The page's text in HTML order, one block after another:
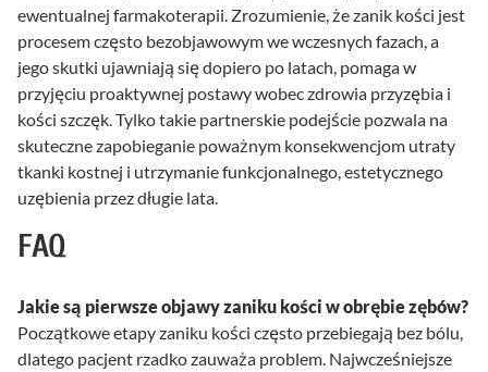
ewentualnej farmakoterapii. Zrozumienie, że zanik kości jest
procesem często bezobjawowym we wczesnych fazach, a
jego skutki ujawniają się dopiero po latach, pomaga w
przyjęciu proaktywnej postawy wobec zdrowia przyzębia i
kości szczęk. Tylko takie partnerskie podejście pozwala na
skuteczne zapobieganie poważnym konsekwencjom utraty
tkanki kostnej i utrzymanie funkcjonalnego, estetycznego
uzębienia przez długie lata.
FAQ
Jakie są pierwsze objawy zaniku kości w obrębie zębów?
Początkowe etapy zaniku kości często przebiegają bez bólu,
dlatego pacjent rzadko zauważa problem. Najwcześniejsze